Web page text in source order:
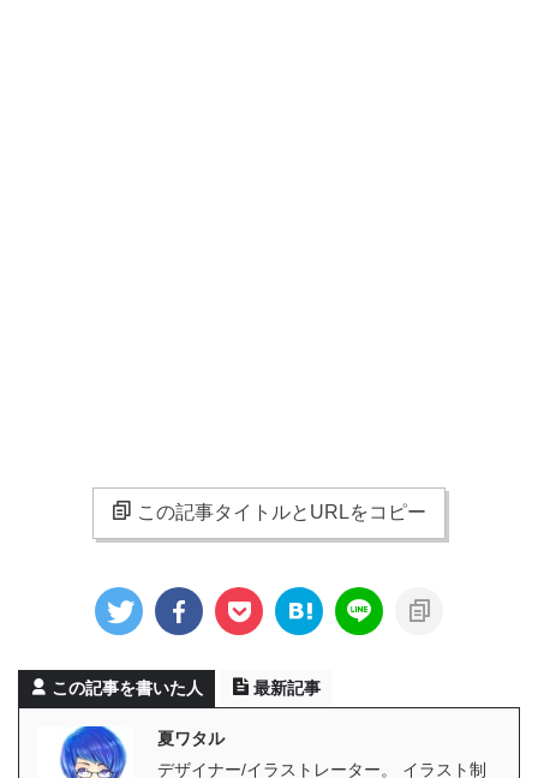
この記事タイトルとURLをコピー
この記事を書いた人 最新記事
夏ワタル
デザイナー/イラストレーター。 イラスト制